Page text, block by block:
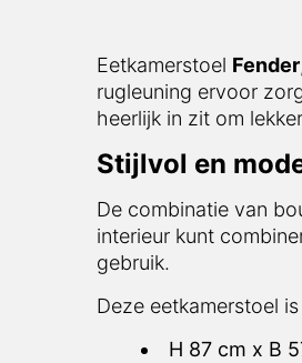
Eetkamerstoel Fender
rugleuning ervoor
heerlijk in zit om
Stijlvol en
De combinatie van
interieur kunt
gebruik.
Deze eetkamerstoel
H 87 cm x B